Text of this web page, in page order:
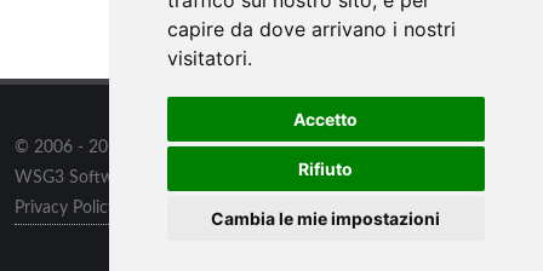
capire da dove arrivano i nostri
visitatori.
Accetto
Rifiuto
Cambia le mie impostazioni
© 2006 - 2026 WSG3 STUDIOtutti i diritti riservati. Powered by
WSG3 Software
Privacy Policy
Preferenze sui Cookies